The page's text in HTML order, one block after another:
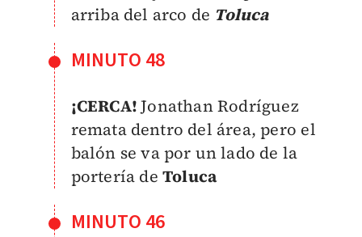
arriba del arco de Toluca
MINUTO 48
¡CERCA!Jonathan Rodríguez
remata dentro del área, pero el
balón se va por un lado de la
portería de Toluca
MINUTO 46